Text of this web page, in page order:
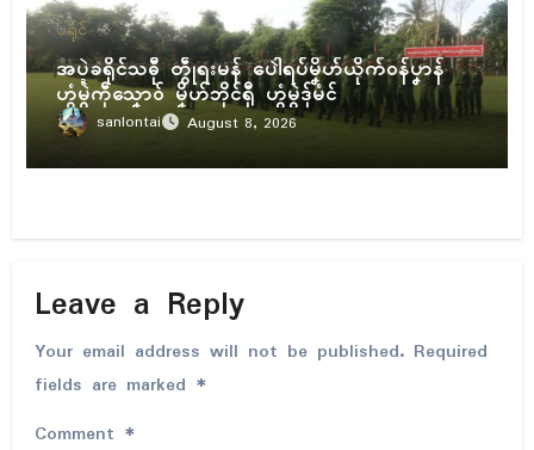
ပရိုၚ်
အပ္ဍဲခရိုၚ်သဓီု တွဵုရးမန် ပေါဲရပ်မၞိဟ်ယိုက်ဝန်ပၞာန်
ဟွံမွဲကဵုသၞောဝ် မၞိဟ်ဘိုၚ်ရီု ဟွံမွဲဒှ်မံၚ်
sanlontai August 8, 2026
Leave a Reply
Your email address will not be published. Required
fields are marked *
Comment *